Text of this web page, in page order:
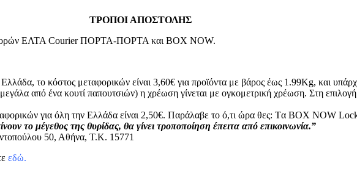
ΤΡΟΠΟΙ ΑΠΟΣΤΟΛΗΣ
ΕΛΤΑ Courier ΠΟΡΤΑ-ΠΟΡΤΑ και BOX NOW.
το κόστος μεταφορικών είναι 3,60€ για προϊόντα με βάρος έως 1.99Kg, και
από ένα κουτί παπουτσιών) η χρέωση γίνεται με ογκομετρική χρέωση. Στη
για όλη την Ελλάδα είναι 2,50€. Παράλαβε το ό,τι ώρα θες: Tα ΒΟΧ ΝΟW
το μέγεθος της θυρίδας, θα γίνει τροποποίηση έπειτα από επικοινωνία.”
50, Αθήνα, Τ.Κ. 15771
εδώ.